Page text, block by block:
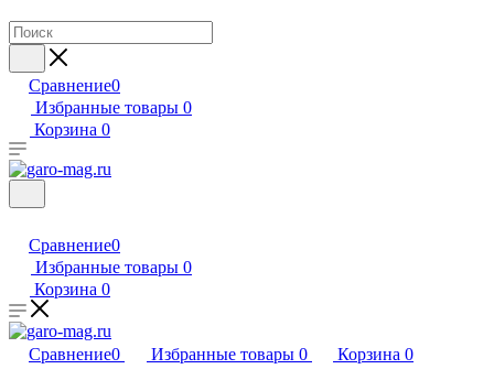
Сравнение0
Избранные товары 0
Корзина 0
Сравнение0
Избранные товары 0
Корзина 0
Сравнение0 Избранные товары 0 Корзина 0